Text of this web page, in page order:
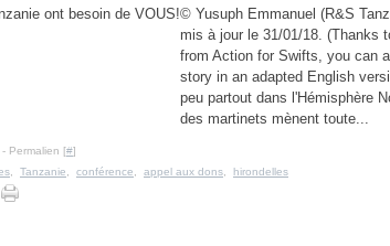
© Yusuph Emmanuel (R&S
mis à jour le 31/01/18. (Thanks
from Action for Swifts, you can
story in an adapted English
peu partout dans l'Hémisphère
des martinets mènent toute...
- Permalien [#]
Tanzanie conférence appel aux dons hirondelles